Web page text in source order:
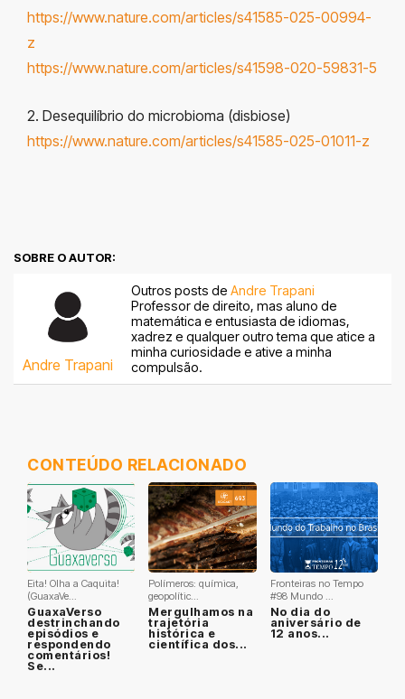
https://www.nature.com/articles/s41585-025-00994-
z
https://www.nature.com/articles/s41598-020-59831-5
2. Desequilíbrio do microbioma (disbiose)
https://www.nature.com/articles/s41585-025-01011-z
SOBRE O AUTOR:
Andre Trapani
Outros posts de Andre Trapani
Professor de direito, mas aluno de
matemática e entusiasta de idiomas,
xadrez e qualquer outro tema que atice a
minha curiosidade e ative a minha
compulsão.
CONTEÚDO RELACIONADO
Eita! Olha a Caquita!
(GuaxaVe...
GuaxaVerso
destrinchando
episódios e
respondendo
comentários!
Se...
Polímeros: química,
geopolític...
Mergulhamos na
trajetória
histórica e
científica dos...
Fronteiras no Tempo
#98 Mundo ...
No dia do
aniversário de
12 anos...